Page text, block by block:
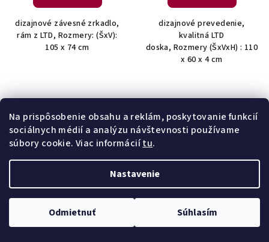
Na prispôsobenie obsahu a reklám, poskytovanie funkcií
sociálnych médií a analýzu návštevnosti používame
súbory cookie. Viac informáciítu.
Nastavenie
Odmietnuť Súhlasím
dizajnové závesné zrkadlo,
rám z LTD, Rozmery: (ŠxV):
105 x 74 cm
dizajnové prevedenie,
kvalitná LTD
doska, Rozmery (ŠxVxH) : 110
x 60 x 4 cm
LONDON 80 zrkadlo, dub
Natura
€150,66
PORTI 80 zrkadlo s rámom
€132,46